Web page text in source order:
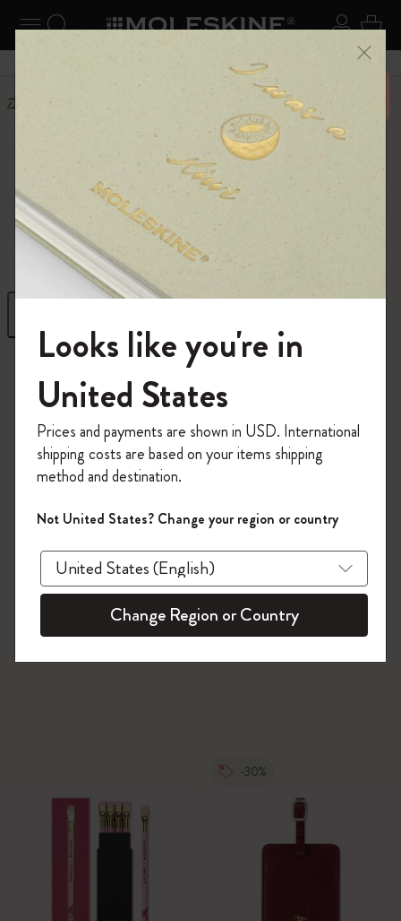
ナビゲーションの切替 ログ
検索 (キーワードなど) カ
6,500円以上のご購入で送料無料 メニ
ーを閉じる
ホーム
ギフト
クリエイティブな発想を高めるギフト
296 プロダクツ
-30%
モレスキンの世界へようこそ
「WELCOME10」を入力すると、初回注
文が10%オフ＋送料無料になります。セ
ール・アウトレット品は適用外。
Moleskineアカウントを作成して限定オフ
ァーや会員特典、さらに多くのインスピ
レーションを手に入れましょう。
今すぐ会員登録 !
Looks like you're in
United States
Prices and payments are shown in USD. International
shipping costs are based on your items shipping
method and destination.
Not United States? Change your region or country
Change Region or Country